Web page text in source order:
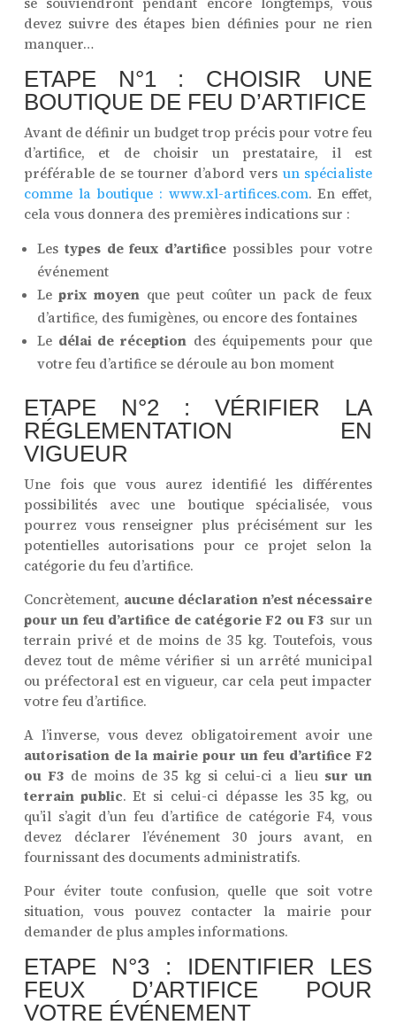
devez suivre des étapes bien définies pour ne rien
manquer…
ETAPE N°1 : CHOISIR UNE
BOUTIQUE DE FEU D’ARTIFICE
Avant de définir un budget trop précis pour votre feu
d’artifice, et de choisir un prestataire, il est
préférable de se tourner d’abord vers un spécialiste
comme la boutique : www.xl-artifices.com. En effet,
cela vous donnera des premières indications sur :
Lestypes de feux d’artifice possibles pour votre
événement
Leprix moyen que peut coûter un pack de feux
d’artifice, des fumigènes, ou encore des fontaines
Le délai de réception des équipements pour que
votre feu d’artifice se déroule au bon moment
ETAPE N°2 : VÉRIFIER LA
RÉGLEMENTATION EN
VIGUEUR
Une fois que vous aurez identifié les différentes
possibilités avec une boutique spécialisée, vous
pourrez vous renseigner plus précisément sur les
potentielles autorisations pour ce projet selon la
catégorie du feu d’artifice.
Concrètement, aucune déclaration n’est nécessaire
pour un feu d’artifice de catégorie F2 ou F3 sur un
terrain privé et de moins de 35 kg. Toutefois, vous
devez tout de même vérifier si un arrêté municipal
ou préfectoral est en vigueur, car cela peut impacter
votre feu d’artifice.
A l’inverse, vous devez obligatoirement avoir une
autorisation de la mairie pour un feu d’artifice F2
ou F3 de moins de 35 kg si celui-ci a lieu sur un
terrain public. Et si celui-ci dépasse les 35 kg, ou
qu’il s’agit d’un feu d’artifice de catégorie F4, vous
devez déclarer l’événement 30 jours avant, en
fournissant des documents administratifs.
Pour éviter toute confusion, quelle que soit votre
situation, vous pouvez contacter la mairie pour
demander de plus amples informations.
ETAPE N°3 : IDENTIFIER LES
FEUX D’ARTIFICE POUR
VOTRE ÉVÉNEMENT